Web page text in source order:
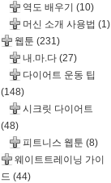
역도 배우기 (10)
머신 소개 사용법 (1)
웹툰 (231)
내.마.다 (27)
다이어트 운동 팁
(148)
시크릿 다이어트
(48)
피트니스 웹툰 (8)
웨이트트레이닝 가이
드 (44)